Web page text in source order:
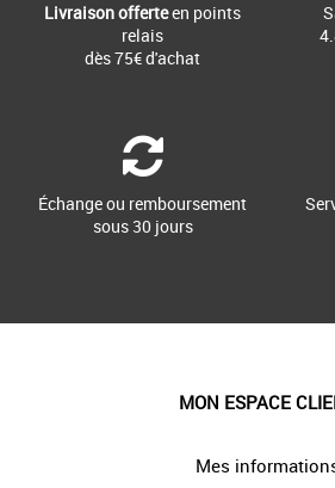
Livraison offerteen points
relais
dès 75€ d'achat
Échange ou remboursement
sous 30 jours
MON ESPACE
Mes